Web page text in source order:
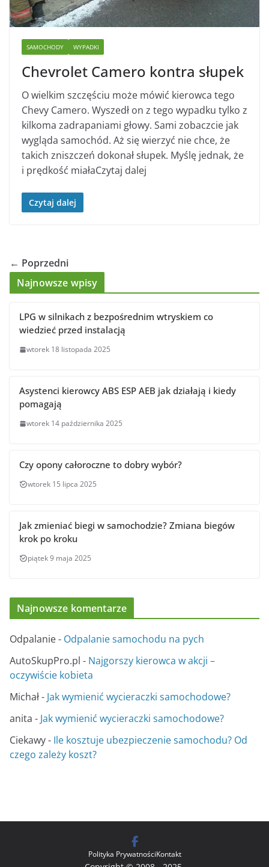
SAMOCHODY WYPADKI
Chevrolet Camero kontra słupek
O wielkim szczęściu może mówić kierowca tego
Chevy Camero. Wyszedł on z tego wypadku tylko z
kilkoma zadrapaniami głowy. Sami zobaczcie jak
wygląda samochód. Aż się wierzyć nie chce, że
takich zniszczeń dokonał słupek. Myślę jednak, że
i prędkość miałaCzytaj dalej
Czytaj dalej
← Poprzedni
Najnowsze wpisy
LPG w silnikach z bezpośrednim wtryskiem co
wiedzieć przed instalacją
wtorek 18 listopada 2025
Asystenci kierowcy ABS ESP AEB jak działają i kiedy
pomagają
wtorek 14 października 2025
Czy opony całoroczne to dobry wybór?
wtorek 15 lipca 2025
Jak zmieniać biegi w samochodzie? Zmiana biegów
krok po kroku
piątek 9 maja 2025
Najnowsze komentarze
Odpalanie- Odpalanie samochodu na pych
AutoSkupPro.pl - Najgorszy kierowca w akcji –
oczywiście kobieta
Michał- Jak wymienić wycieraczki samochodowe?
anita - Jak wymienić wycieraczki samochodowe?
Ciekawy- Ile kosztuje ubezpieczenie samochodu? Od
czego zależy koszt?
Polityka PrywatnościKontakt